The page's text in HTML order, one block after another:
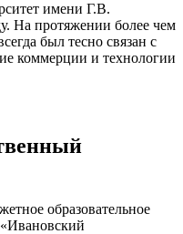
имени Г.В.
На протяжении более чем
был тесно связан с
коммерции и технологии
образовательное